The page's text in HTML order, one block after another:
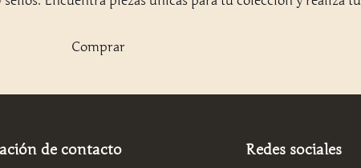
Comprar
de contacto Redes sociales